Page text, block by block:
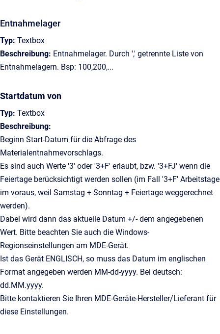
Entnahmelager
Typ: Textbox
Beschreibung: Entnahmelager. Durch ',' getrennte Liste von
Entnahmelagern. Bsp: 100,200,...
Startdatum von
Typ: Textbox
Beschreibung:
Beginn Start-Datum für die Abfrage des
Materialentnahmevorschlags.
Es sind auch Werte '3' oder '3+F' erlaubt, bzw. '3+FJ' wenn die
Feiertage berücksichtigt werden sollen (im Fall '3+F' Arbeitstage
im voraus, weil Samstag + Sonntag + Feiertage weggerechnet
werden).
Dabei wird dann das aktuelle Datum +/- dem angegebenen
Wert. Bitte beachten Sie auch die Windows-
Regionseinstellungen am MDE-Gerät.
Ist das Gerät ENGLISCH, so muss das Datum im englischen
Format angegeben werden MM-dd-yyyy. Bei deutsch:
dd.MM.yyyy.
Bitte kontaktieren Sie Ihren MDE-Geräte-Hersteller/Lieferant für
diese Einstellungen.